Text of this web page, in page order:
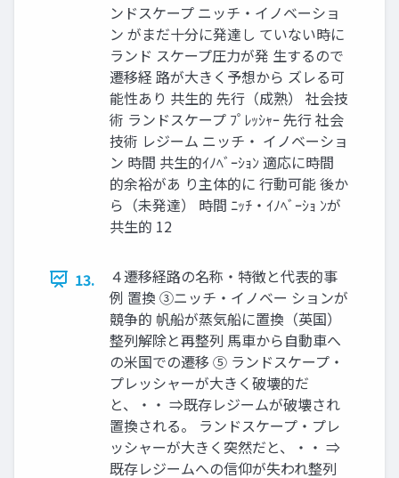
ンドスケープ ニッチ・イノベーショ
ン がまだ十分に発達し ていない時に
ランド スケープ圧力が発 生するので
遷移経 路が大きく予想から ズレる可
能性あり 共生的 先行（成熟） 社会技
術 ランドスケープ ﾌﾟﾚｯｼｬｰ 先行 社会
技術 レジーム ニッチ・ イノベーショ
ン 時間 共生的ｲﾉﾍﾞｰｼｮﾝ 適応に時間
的余裕があ り主体的に 行動可能 後か
ら（未発達） 時間 ﾆｯﾁ・ｲﾉﾍﾞｰｼｮ ﾝが
共生的 12
13.
４遷移経路の名称・特徴と代表的事
例 置換 ③ニッチ・イノベー ションが
競争的 帆船が蒸気船に置換（英国）
整列解除と再整列 馬車から自動車へ
の米国での遷移 ⑤ ランドスケープ・
プレッシャーが大きく破壊的だ
と、・・ ⇒既存レジームが破壊され
置換される。 ランドスケープ・プレ
ッシャーが大きく突然だと、・・ ⇒
既存レジームへの信仰が失われ整列